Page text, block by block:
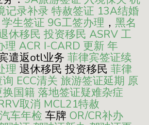
记录补录 特赦签证 13A结婚
生签证 9G工签办理 ， 黑名
休移民 投资移民 ASRV 工
理 ACR I-CARD 更新 年
遣返otl业务 菲律宾签证续
理 退休移民 投资移民 菲律
ECC清关 旅游签证延期 原
国籍 落地签证疑难杂症
取消 MCL21特赦
汽车年检 车牌 OR/CR补办